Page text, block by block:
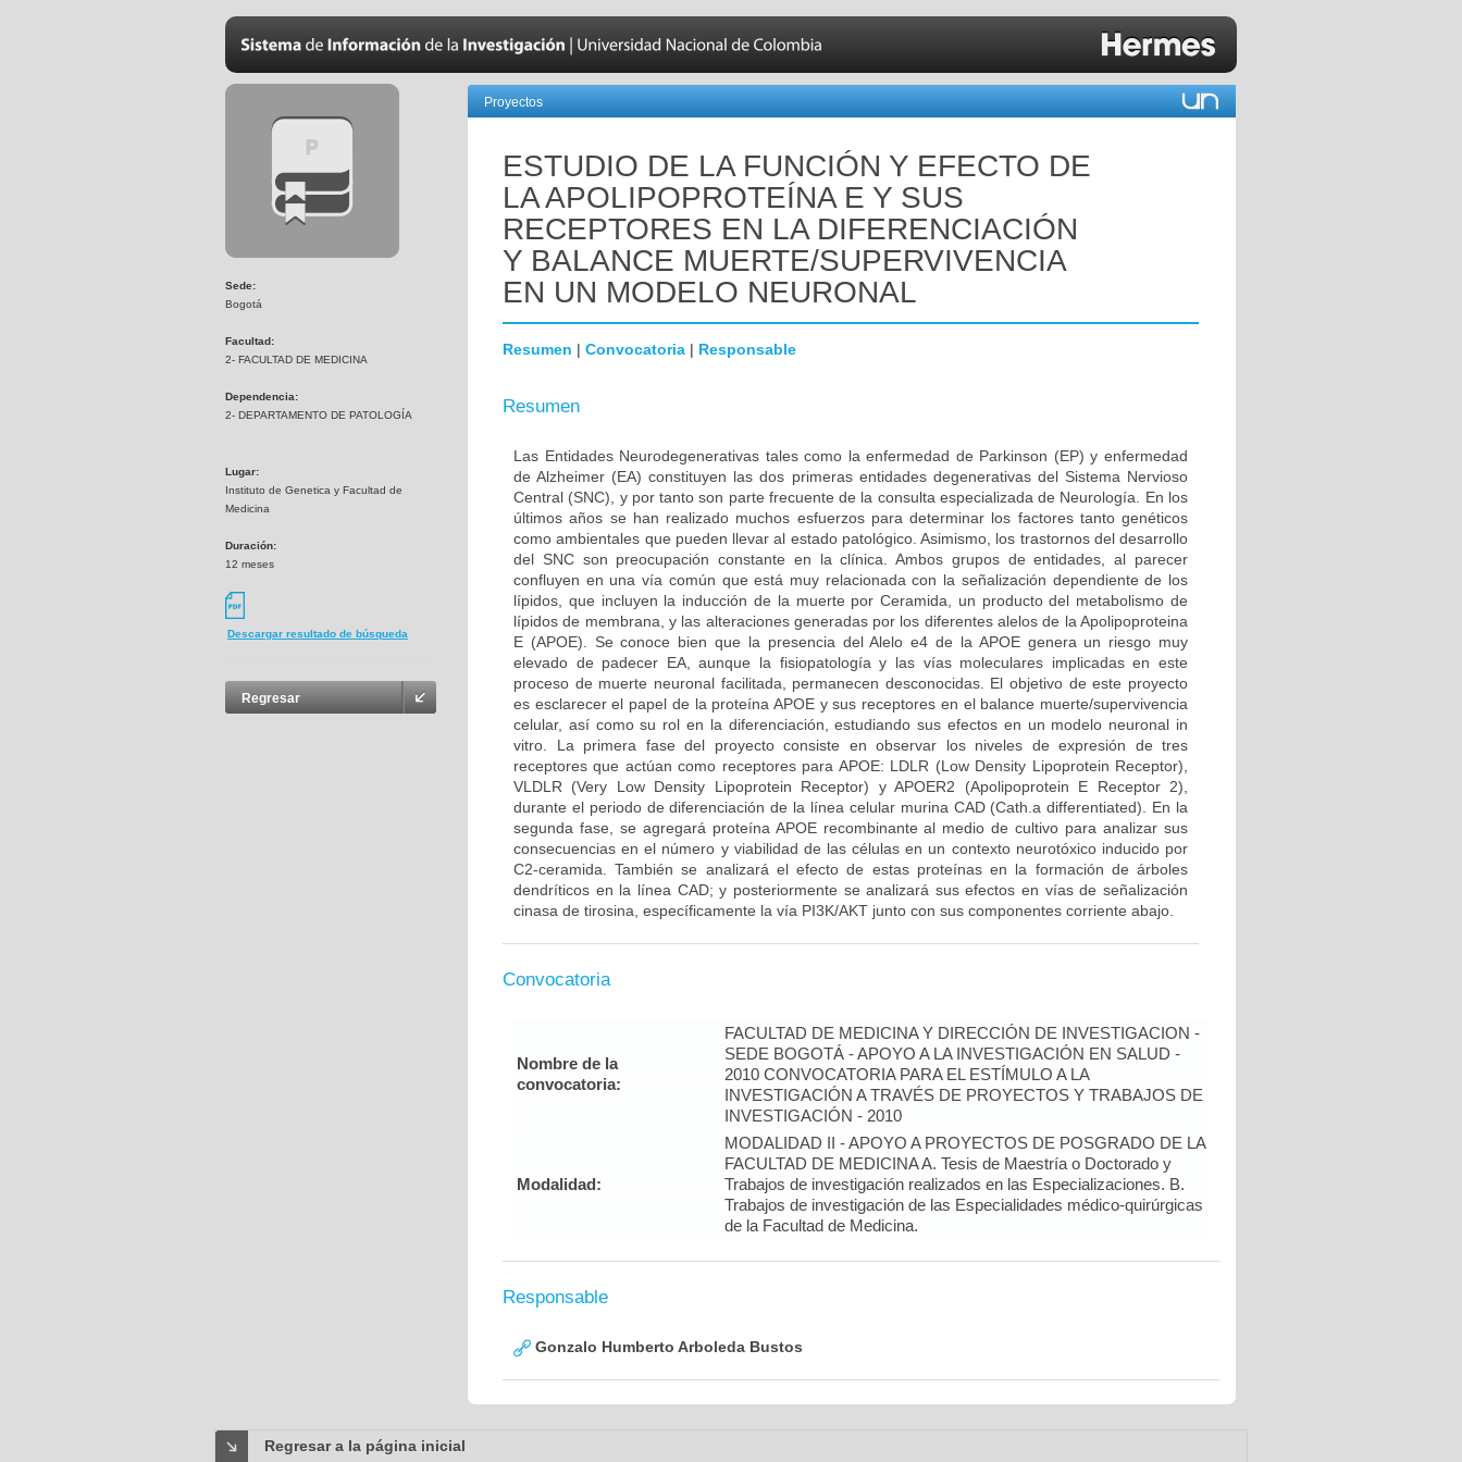
Sede:
Bogotá
Facultad:
2- FACULTAD DE MEDICINA
Dependencia:
2- DEPARTAMENTO DE PATOLOGÍA
Lugar:
Instituto de Genetica y Facultad de
Medicina
Duración:
12 meses
Descargar resultado de búsqueda
Regresar
Proyectos
ESTUDIO DE LA FUNCIÓN Y EFECTO DE
LA APOLIPOPROTEÍNA E Y SUS
RECEPTORES EN LA DIFERENCIACIÓN
Y BALANCE MUERTE/SUPERVIVENCIA
EN UN MODELO NEURONAL
Resumen | Convocatoria | Responsable
Resumen
Las Entidades Neurodegenerativas tales como la enfermedad de Parkinson (EP) y enfermedad
de Alzheimer (EA) constituyen las dos primeras entidades degenerativas del Sistema Nervioso
Central (SNC), y por tanto son parte frecuente de la consulta especializada de Neurología. En los
últimos años se han realizado muchos esfuerzos para determinar los factores tanto genéticos
como ambientales que pueden llevar al estado patológico. Asimismo, los trastornos del desarrollo
del SNC son preocupación constante en la clínica. Ambos grupos de entidades, al parecer
confluyen en una vía común que está muy relacionada con la señalización dependiente de los
lípidos, que incluyen la inducción de la muerte por Ceramida, un producto del metabolismo de
lípidos de membrana, y las alteraciones generadas por los diferentes alelos de la Apolipoproteina
E (APOE). Se conoce bien que la presencia del Alelo e4 de la APOE genera un riesgo muy
elevado de padecer EA, aunque la fisiopatología y las vías moleculares implicadas en este
proceso de muerte neuronal facilitada, permanecen desconocidas. El objetivo de este proyecto
es esclarecer el papel de la proteína APOE y sus receptores en el balance muerte/supervivencia
celular, así como su rol en la diferenciación, estudiando sus efectos en un modelo neuronal in
vitro. La primera fase del proyecto consiste en observar los niveles de expresión de tres
receptores que actúan como receptores para APOE: LDLR (Low Density Lipoprotein Receptor),
VLDLR (Very Low Density Lipoprotein Receptor) y APOER2 (Apolipoprotein E Receptor 2),
durante el periodo de diferenciación de la línea celular murina CAD (Cath.a differentiated). En la
segunda fase, se agregará proteína APOE recombinante al medio de cultivo para analizar sus
consecuencias en el número y viabilidad de las células en un contexto neurotóxico inducido por
C2-ceramida. También se analizará el efecto de estas proteínas en la formación de árboles
dendríticos en la línea CAD; y posteriormente se analizará sus efectos en vías de señalización
cinasa de tirosina, específicamente la vía PI3K/AKT junto con sus componentes corriente abajo.
Convocatoria
Nombre de la
convocatoria:
FACULTAD DE MEDICINA Y DIRECCIÓN DE INVESTIGACION -
SEDE BOGOTÁ - APOYO A LA INVESTIGACIÓN EN SALUD -
2010 CONVOCATORIA PARA EL ESTÍMULO A LA
INVESTIGACIÓN A TRAVÉS DE PROYECTOS Y TRABAJOS DE
INVESTIGACIÓN - 2010
Modalidad:
MODALIDAD II - APOYO A PROYECTOS DE POSGRADO DE LA
FACULTAD DE MEDICINA A. Tesis de Maestría o Doctorado y
Trabajos de investigación realizados en las Especializaciones. B.
Trabajos de investigación de las Especialidades médico-quirúrgicas
de la Facultad de Medicina.
Responsable
Gonzalo Humberto Arboleda Bustos
Regresar a la página inicial